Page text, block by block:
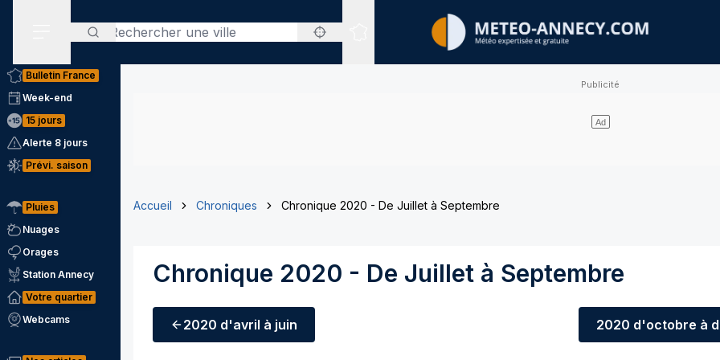
Rechercher
Sites expertisés
Bulletin France
Week-end
15 jours
Alerte 8 jours
Prévi. saison
Pluies
Nuages
Orages
Station Annecy
Votre quartier
Webcams
Accueil Chroniques Chronique 2020 - De Juillet à Septembre
Chronique 2020 - De Juillet à Septembre
2020 d'avril à juin 2020 d'octobre à